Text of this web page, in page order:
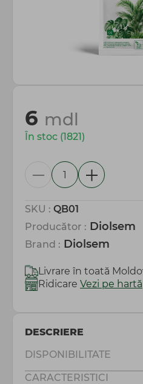
Totul pentru
SKU : QB01
Producător : Diolsem
Brand : Diolsem
6 mdl
În stoc (1821)
Livrare în toată
Ridicare Vezi pe hartă
DESCRIERE
DISPONIBILITATE
CARACTERISTICI